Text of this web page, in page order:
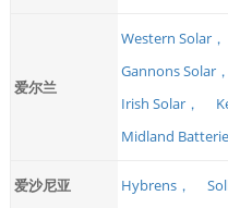
爱尔兰
Western Solar，
Gannons Solar，
Irish Solar，
Midland
爱沙尼亚 Hybrens，